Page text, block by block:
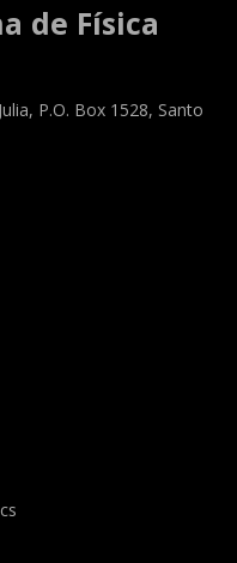
de Física
P.O. Box 1528, Santo